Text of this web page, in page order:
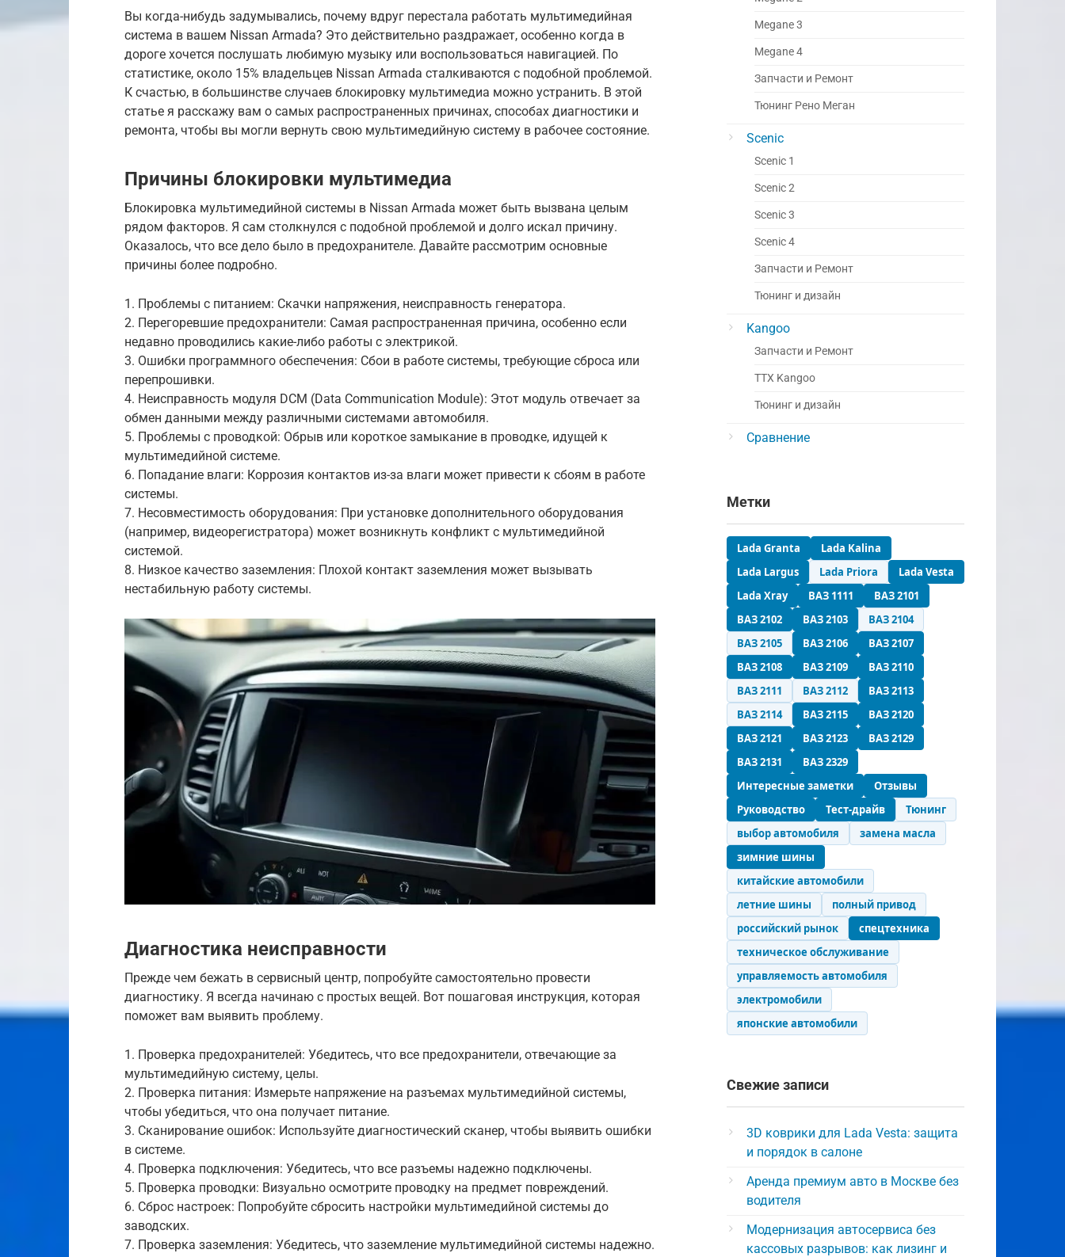
Вы когда-нибудь задумывались, почему вдруг перестала работать мультимедийная
система в вашем Nissan Armada? Это действительно раздражает, особенно когда в
дороге хочется послушать любимую музыку или воспользоваться навигацией. По
статистике, около 15% владельцев Nissan Armada сталкиваются с подобной проблемой.
К счастью, в большинстве случаев блокировку мультимедиа можно устранить. В этой
статье я расскажу вам о самых распространенных причинах, способах диагностики и
ремонта, чтобы вы могли вернуть свою мультимедийную систему в рабочее состояние.
Причины блокировки мультимедиа
Блокировка мультимедийной системы в Nissan Armada может быть вызвана целым
рядом факторов. Я сам столкнулся с подобной проблемой и долго искал причину.
Оказалось, что все дело было в предохранителе. Давайте рассмотрим основные
причины более подробно.
1. Проблемы с питанием: Скачки напряжения, неисправность генератора.
2. Перегоревшие предохранители: Самая распространенная причина, особенно если
недавно проводились какие-либо работы с электрикой.
3. Ошибки программного обеспечения: Сбои в работе системы, требующие сброса или
перепрошивки.
4. Неисправность модуля DCM (Data Communication Module): Этот модуль отвечает за
обмен данными между различными системами автомобиля.
5. Проблемы с проводкой: Обрыв или короткое замыкание в проводке, идущей к
мультимедийной системе.
6. Попадание влаги: Коррозия контактов из-за влаги может привести к сбоям в работе
системы.
7. Несовместимость оборудования: При установке дополнительного оборудования
(например, видеорегистратора) может возникнуть конфликт с мультимедийной
системой.
8. Низкое качество заземления: Плохой контакт заземления может вызывать
нестабильную работу системы.
Диагностика неисправности
Прежде чем бежать в сервисный центр, попробуйте самостоятельно провести
диагностику. Я всегда начинаю с простых вещей. Вот пошаговая инструкция, которая
поможет вам выявить проблему.
1. Проверка предохранителей: Убедитесь, что все предохранители, отвечающие за
мультимедийную систему, целы.
2. Проверка питания: Измерьте напряжение на разъемах мультимедийной системы,
чтобы убедиться, что она получает питание.
3. Сканирование ошибок: Используйте диагностический сканер, чтобы выявить ошибки
в системе.
4. Проверка подключения: Убедитесь, что все разъемы надежно подключены.
5. Проверка проводки: Визуально осмотрите проводку на предмет повреждений.
6. Сброс настроек: Попробуйте сбросить настройки мультимедийной системы до
заводских.
7. Проверка заземления: Убедитесь, что заземление мультимедийной системы надежно.
Megane 3
Megane 4
Запчасти и Ремонт
Тюнинг Рено Меган
Scenic
Scenic 1
Scenic 2
Scenic 3
Scenic 4
Запчасти и Ремонт
Тюнинг и дизайн
Kangoo
Запчасти и Ремонт
ТТХ Kangoo
Тюнинг и дизайн
Сравнение
Метки
Lada Granta
Lada Kalina
Lada Largus
Lada Priora
Lada Vesta
Lada Xray
ВАЗ 1111
ВАЗ 2101
ВАЗ 2102
ВАЗ 2103
ВАЗ 2104
ВАЗ 2105
ВАЗ 2106
ВАЗ 2107
ВАЗ 2108
ВАЗ 2109
ВАЗ 2110
ВАЗ 2111
ВАЗ 2112
ВАЗ 2113
ВАЗ 2114
ВАЗ 2115
ВАЗ 2120
ВАЗ 2121
ВАЗ 2123
ВАЗ 2129
ВАЗ 2131
ВАЗ 2329
Интересные заметки
Отзывы
Руководство
Тест-драйв
Тюнинг
выбор автомобиля
замена масла
зимние шины
китайские автомобили
летние шины
полный привод
российский рынок
спецтехника
техническое обслуживание
управляемость автомобиля
электромобили
японские автомобили
Свежие записи
3D коврики для Lada Vesta: защита
и порядок в салоне
Аренда премиум авто в Москве без
водителя
Модернизация автосервиса без
кассовых разрывов: как лизинг и